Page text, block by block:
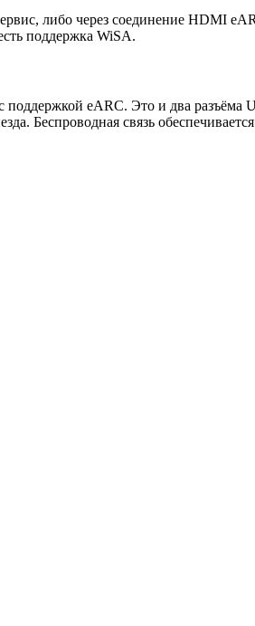
либо через соединение HDMI
поддержка WiSA.
eARC. Это и два разъёма
Беспроводная связь